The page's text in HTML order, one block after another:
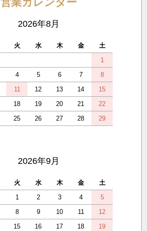
2026年8月
火 水 木 金
土
1
4 5 6 7
8
11 12 13 14
15
18 19 20 21
22
25 26 27 28
29
2026年9月
火 水 木 金
土
1
2 3 4
5
8 9 10 11
12
15 16 17 18
19